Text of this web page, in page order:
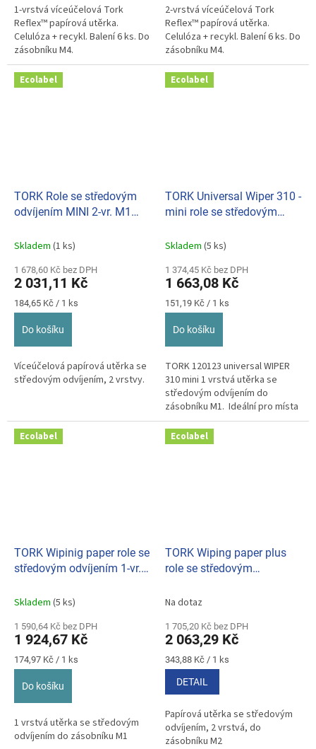
1-vrstvá víceúčelová Tork
Reflex™ papírová utěrka.
Celulóza + recykl. Balení 6 ks. Do
zásobníku M4.
2-vrstvá víceúčelová Tork
Reflex™ papírová utěrka.
Celulóza + recykl. Balení 6 ks. Do
zásobníku M4.
Ecolabel
TORK Role se středovým
odvíjením MINI 2-vr. M1
doprodej
Skladem (1 ks)
1 678,60 Kč bez DPH
2 031,11 Kč
Měrná
cena:
184,65 Kč / 1 ks
Do košíku
Víceúčelová papírová utěrka se
středovým odvíjením, 2 vrstvy.
Ecolabel
TORK Universal Wiper 310 -
mini role se středovým
120123
Skladem (5 ks)
1 374,45 Kč bez DPH
1 663,08 Kč
Měrná
cena:
151,19 Kč / 1 ks
Do košíku
TORK 120123 universal WIPER
310 mini 1 vrstvá utěrka se
středovým odvíjením do
zásobníku M1. Ideální pro místa
s velkou spotřebou.
Ecolabel
TORK Wipinig paper role se
středovým odvíjením 1-vr.
Skladem (5 ks)
1 590,64 Kč bez DPH
1 924,67 Kč
Měrná
cena:
174,97 Kč / 1 ks
Do košíku
1 vrstvá utěrka se středovým
odvíjením do zásobníku M1
Ecolabel
TORK Wiping paper plus
role se středovým
6ks) 101250
Na dotaz
1 705,20 Kč bez DPH
2 063,29 Kč
Měrná
cena:
343,88 Kč / 1 ks
DETAIL
Papírová utěrka se středovým
odvíjením, 2 vrstvá, do
zásobníku M2